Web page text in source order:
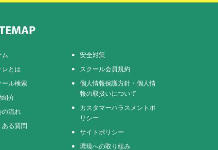
ム
レとは
ール検索
紹介
の流れ
ある質問
安全対策
スクール会員規約
個人情報保護方針・個人情
報の取扱いについて
カスタマーハラスメントポ
リシー
サイトポリシー
環境への取り組み